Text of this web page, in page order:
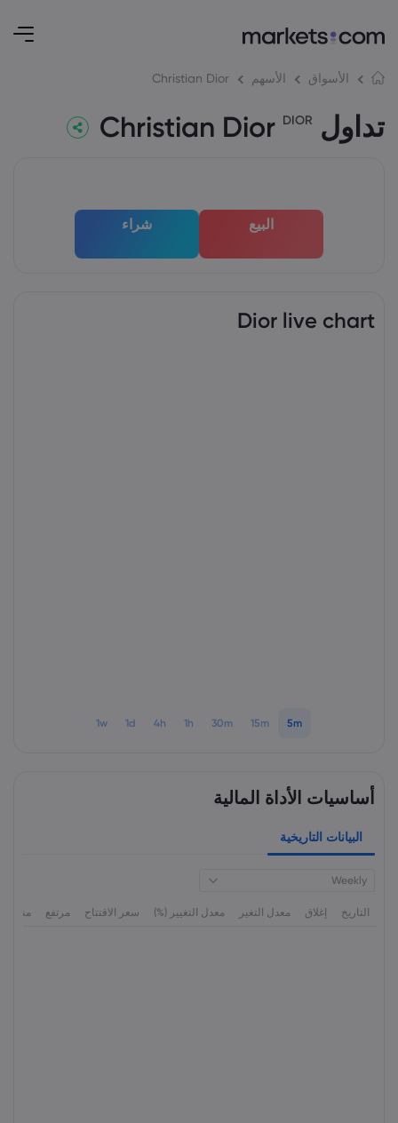
الأسواق الأسهم Christian Dior
تداول Christian Dior DIOR
البيع شراء
Dior live chart
5m
15m
30m
1h
4h
1d
1w
أساسيات الأداة المالية
البيانات التاريخية
Weekly
التاريخ إغلاق معدل التغير معدل التغيير (%) سعر الاقتتاح مرتفع